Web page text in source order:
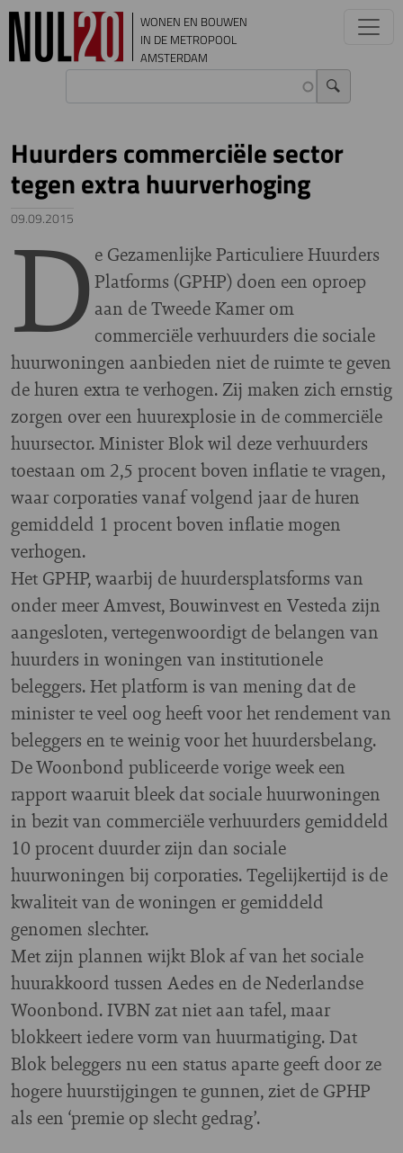
Overslaan en naar de inhoud gaan
WONEN EN BOUWEN
IN DE METROPOOL
AMSTERDAM
Huurders commerciële sector
tegen extra huurverhoging
09.09.2015
D e Gezamenlijke Particuliere Huurders
Platforms (GPHP) doen een oproep
aan de Tweede Kamer om
commerciële verhuurders die sociale
huurwoningen aanbieden niet de ruimte te geven
de huren extra te verhogen. Zij maken zich ernstig
zorgen over een huurexplosie in de commerciële
huursector. Minister Blok wil deze verhuurders
toestaan om 2,5 procent boven inflatie te vragen,
waar corporaties vanaf volgend jaar de huren
gemiddeld 1 procent boven inflatie mogen
verhogen.
Het GPHP, waarbij de huurdersplatsforms van
onder meer Amvest, Bouwinvest en Vesteda zijn
aangesloten, vertegenwoordigt de belangen van
huurders in woningen van institutionele
beleggers. Het platform is van mening dat de
minister te veel oog heeft voor het rendement van
beleggers en te weinig voor het huurdersbelang.
De Woonbond publiceerde vorige week een
rapport waaruit bleek dat sociale huurwoningen
in bezit van commerciële verhuurders gemiddeld
10 procent duurder zijn dan sociale
huurwoningen bij corporaties. Tegelijkertijd is de
kwaliteit van de woningen er gemiddeld
genomen slechter.
Met zijn plannen wijkt Blok af van het sociale
huurakkoord tussen Aedes en de Nederlandse
Woonbond. IVBN zat niet aan tafel, maar
blokkeert iedere vorm van huurmatiging. Dat
Blok beleggers nu een status aparte geeft door ze
hogere huurstijgingen te gunnen, ziet de GPHP
als een ‘premie op slecht gedrag’.